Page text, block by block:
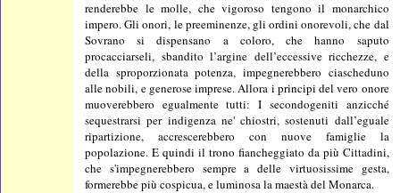
renderebbe le molle, che vigoroso tengono il monarchico
impero. Gli onori, le preeminenze, gli ordini onorevoli, che dal
Sovrano si dispensano a coloro, che hanno saputo
procacciarseli, sbandito l’argine dell’eccessive ricchezze, e
della sproporzionata potenza, impegnerebbero ciascheduno
alle nobili, e generose imprese. Allora i principi del vero onore
muoverebbero egualmente tutti: I secondogeniti anzicché
sequestrarsi per indigenza ne' chiostri, sostenuti dall’eguale
ripartizione, accrescerebbero con nuove famiglie la
popolazione. E quindi il trono fiancheggiato da più Cittadini,
che s'impegnerebbero sempre a delle virtuosissime gesta,
formerebbe più cospicua, e luminosa la maestà del Monarca.